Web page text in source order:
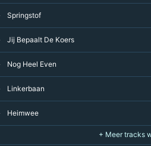
Springstof
Jij Bepaalt De Koers
Nog Heel Even
Linkerbaan
Heimwee